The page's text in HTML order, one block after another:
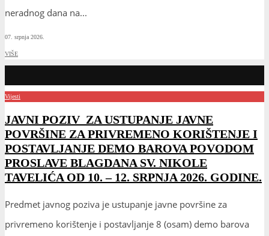
neradnog dana na...
07. srpnja 2026.
VIŠE
Vijesti
JAVNI POZIV ZA USTUPANJE JAVNE
POVRŠINE ZA PRIVREMENO KORIŠTENJE I
POSTAVLJANJE DEMO BAROVA POVODOM
PROSLAVE BLAGDANA SV. NIKOLE
TAVELIĆA OD 10. – 12. SRPNJA 2026. GODINE.
Predmet javnog poziva je ustupanje javne površine za
privremeno korištenje i postavljanje 8 (osam) demo barova